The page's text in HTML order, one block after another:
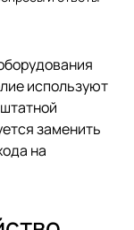
используют
заменить
на